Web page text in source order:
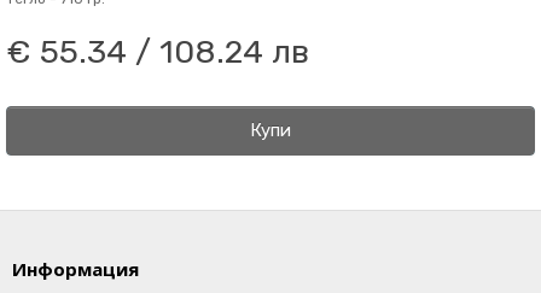
€ 55.34 / 108.24 лв
Купи
Информация